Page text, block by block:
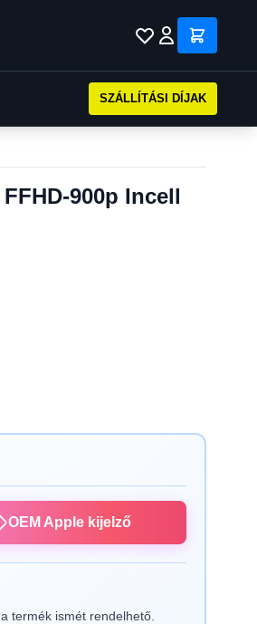
SZÁLLÍTÁSI DÍJAK
900p Incell
OEM Apple kijelző
termék ismét rendelhető.